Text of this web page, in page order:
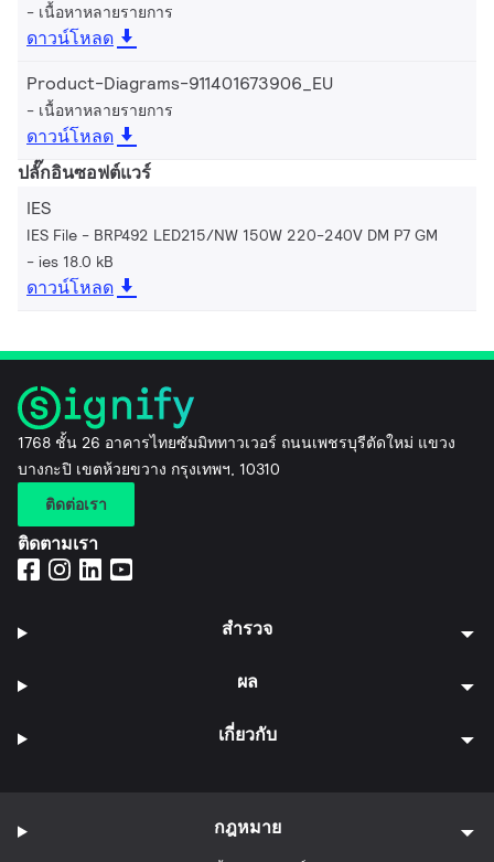
เนื้อหาหลายรายการ
ดาวน์โหลด
Product-Diagrams-911401673906_EU
เนื้อหาหลายรายการ
ดาวน์โหลด
ปลั๊กอินซอฟต์แวร์
IES
IES File - BRP492 LED215/NW 150W 220-240V DM P7 GM
ies 18.0 kB
ดาวน์โหลด
1768 ชั้น 26 อาคารไทยซัมมิททาวเวอร์ ถนนเพชรบุรีตัดใหม่ แขวง
บางกะปิ เขตห้วยขวาง กรุงเทพฯ, 10310
ติดต่อเรา
ติดตามเรา
สำรวจ
ผล
เกี่ยวกับ
กฎหมาย